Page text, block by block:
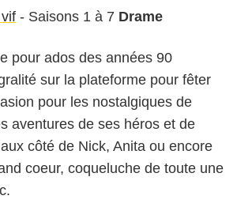
- Saisons 1 à 7 Drame
pour ados des années 90
sur la plateforme pour fêter
pour les nostalgiques de
aventures de ses héros et de
côté de Nick, Anita ou encore
coeur, coqueluche de toute une